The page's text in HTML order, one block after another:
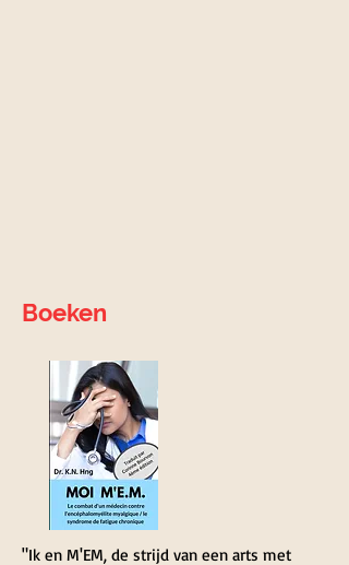
Boeken
"Ik en M'EM, de strijd van een arts met